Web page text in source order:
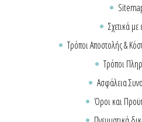
Σχετικά με
Τρόποι Αποστολής &
Τρόποι
Ασφάλεια
Όροι και